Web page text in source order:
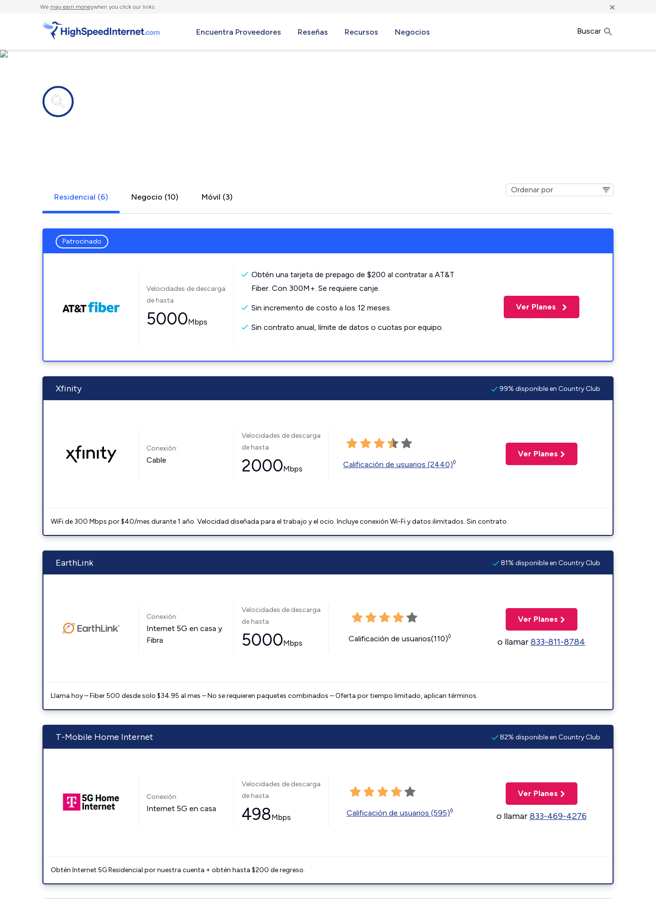
We may earn moneywhen you click our links. ×
Encuentra Proveedores Reseñas Recursos Negocios Buscar
Residencial (6) Negocio (10) Móvil (3)
Patrocinado
Velocidades de descarga
de hasta
5000Mbps
Obtén una tarjeta de prepago de $200 al contratar a AT&T
Fiber. Con 300M+. Se requiere canje.
Sin incremento de costo a los 12 meses.
Sin contrato anual, límite de datos o cuotas por equipo.
Ver Planes
Xfinity 99% disponible en Country Club
Conexión:
Cable
Velocidades de descarga
de hasta
2000Mbps Calificación de usuarios (2440)◊
Ver Planes
WiFi de 300 Mbps por $40/mes durante 1 año. Velocidad diseñada para el trabajo y el ocio. Incluye conexión Wi-Fi y datos ilimitados. Sin contrato.
EarthLink 81% disponible en Country Club
Conexión:
Internet 5G en casa y
Fibra
Velocidades de descarga
de hasta
5000Mbps Calificación de usuarios(110)◊
Ver Planes
o llamar833-811-8784
Llama hoy – Fiber 500 desde solo $34.95 al mes – No se requieren paquetes combinados – Oferta por tiempo limitado, aplican términos.
T-Mobile Home Internet 82% disponible en Country Club
Conexión:
Internet 5G en casa
Velocidades de descarga
de hasta
498Mbps Calificación de usuarios (595)◊
Ver Planes
o llamar833-469-4276
Obtén Internet 5G Residencial por nuestra cuenta + obtén hasta $200 de regreso.